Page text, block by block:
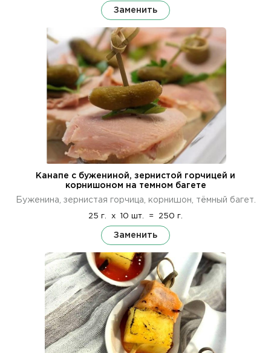
Заменить
Канапе с бужениной, зернистой горчицей и
корнишоном на темном багете
Буженина, зернистая горчица, корнишон, тёмный багет.
25 г. x 10 шт. = 250 г.
Заменить